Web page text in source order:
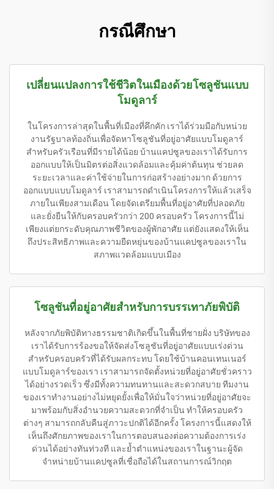
กรณีศึกษา
เปลี่ยนแปลงการใช้ชีวิตในเมืองด้วยโซลูชันแบบ
โมดูลาร์
ในโครงการล่าสุดในพื้นที่เมืองที่คึกคัก เราได้ร่วมมือกับหน่วย
งานรัฐบาลท้องถิ่นเพื่อจัดหาโซลูชันที่อยู่อาศัยแบบโมดูลาร์
สำหรับครัวเรือนที่มีรายได้น้อย บ้านแคปซูลของเราได้รับการ
ออกแบบให้เป็นมิตรต่อสิ่งแวดล้อมและคุ้มค่าต้นทุน ช่วยลด
ระยะเวลาและค่าใช้จ่ายในการก่อสร้างอย่างมาก ด้วยการ
ออกแบบแบบโมดูลาร์ เราสามารถดำเนินโครงการให้แล้วเสร็จ
ภายในเพียงสามเดือน โดยจัดเตรียมพื้นที่อยู่อาศัยที่ปลอดภัย
และยั่งยืนให้กับครอบครัวกว่า 200 ครอบครัว โครงการนี้ไม่
เพียงแต่ยกระดับคุณภาพชีวิตของผู้พักอาศัย แต่ยังแสดงให้เห็น
ถึงประสิทธิภาพและความยืดหยุ่นของบ้านแคปซูลของเราใน
สภาพแวดล้อมแบบเมือง
โซลูชันที่อยู่อาศัยสำหรับการบรรเทาภัยพิบัติ
หลังจากภัยพิบัติทางธรรมชาติเกิดขึ้นในพื้นที่ชายฝั่ง บริษัทของ
เราได้รับการร้องขอให้จัดส่งโซลูชันที่อยู่อาศัยแบบเร่งด่วน
สำหรับครอบครัวที่ได้รับผลกระทบ โดยใช้บ้านคอนเทนเนอร์
แบบโมดูลาร์ของเรา เราสามารถจัดตั้งหน่วยที่อยู่อาศัยชั่วคราว
ได้อย่างรวดเร็ว ซึ่งมีทั้งความทนทานและสะดวกสบาย ทีมงาน
ของเราทำงานอย่างไม่หยุดยั้งเพื่อให้มั่นใจว่าหน่วยที่อยู่อาศัยจะ
มาพร้อมกับสิ่งอำนวยความสะดวกที่จำเป็น ทำให้ครอบครัว
ต่างๆ สามารถกลับคืนสู่ภาวะปกติได้อีกครั้ง โครงการนี้แสดงให้
เห็นถึงศักยภาพของเราในการตอบสนองต่อความต้องการเร่ง
ด่วนได้อย่างทันท่วงที และย้ำตำแหน่งของเราในฐานะผู้จัด
จำหน่ายบ้านแคปซูลที่เชื่อถือได้ในสถานการณ์วิกฤต